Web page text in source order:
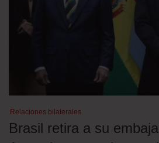
Relaciones bilaterales
Brasil retira a su